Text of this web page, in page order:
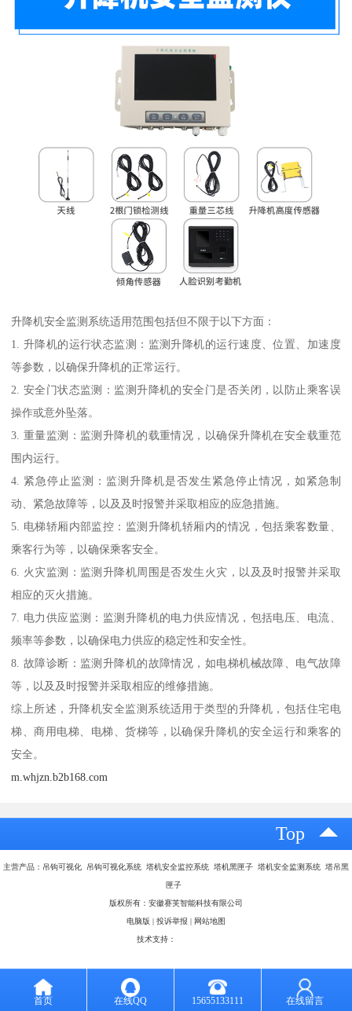
升降机安全监测系统适用范围包括但不限于以下方面：
1. 升降机的运行状态监测：监测升降机的运行速度、位置、加速度
等参数，以确保升降机的正常运行。
2. 安全门状态监测：监测升降机的安全门是否关闭，以防止乘客误
操作或意外坠落。
3. 重量监测：监测升降机的载重情况，以确保升降机在安全载重范
围内运行。
4. 紧急停止监测：监测升降机是否发生紧急停止情况，如紧急制
动、紧急故障等，以及及时报警并采取相应的应急措施。
5. 电梯轿厢内部监控：监测升降机轿厢内的情况，包括乘客数量、
乘客行为等，以确保乘客安全。
6. 火灾监测：监测升降机周围是否发生火灾，以及及时报警并采取
相应的灭火措施。
7. 电力供应监测：监测升降机的电力供应情况，包括电压、电流、
频率等参数，以确保电力供应的稳定性和安全性。
8. 故障诊断：监测升降机的故障情况，如电梯机械故障、电气故障
等，以及及时报警并采取相应的维修措施。
综上所述，升降机安全监测系统适用于类型的升降机，包括住宅电
梯、商用电梯、电梯、货梯等，以确保升降机的安全运行和乘客的
安全。
m.whjzn.b2b168.com
Top
主营产品：吊钩可视化 吊钩可视化系统 塔机安全监控系统 塔机黑匣子 塔机安全监测系统 塔吊黑
匣子
版权所有：安徽赛芙智能科技有限公司
电脑版 投诉举报 网站地图
技术支持：
首页 在线QQ 15655133111 在线留言